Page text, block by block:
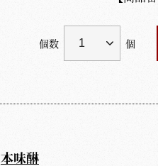
個数 個
本味醂